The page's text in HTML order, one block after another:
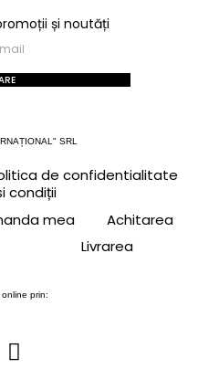
și noutăți
SRL
de confidentialitate
condiții
mea
Achitarea
Livrarea
online prin: